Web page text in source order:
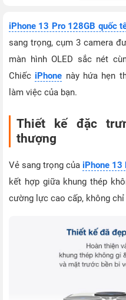
iPhone 13 Pro 128GB quốc
sang trọng, cụm 3 camera
màn hình OLED sắc nét
Chiếc iPhone này hứa hẹn
làm việc của bạn.
Thiết kế đặc
thượng
Vẻ sang trọng của iPhone 13
kết hợp giữa khung thép
cường lực cao cấp, không